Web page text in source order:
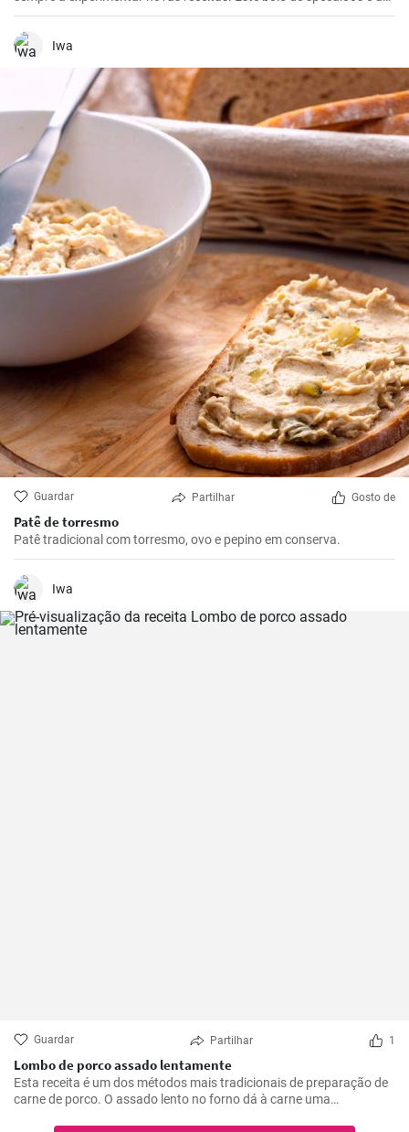
destaque absoluto. Combina o sabor clássico das bolachas
speculoos com um recheio cremoso - uma combinação perfeita
para a época de inverno. Não é apenas um favorito da minha
Iwa
Guardar Partilhar Gosto de
Patê de torresmo
Patê tradicional com torresmo, ovo e pepino em conserva.
Iwa
Guardar Partilhar 1
Lombo de porco assado lentamente
Esta receita é um dos métodos mais tradicionais de preparação de
carne de porco. O assado lento no forno dá à carne uma